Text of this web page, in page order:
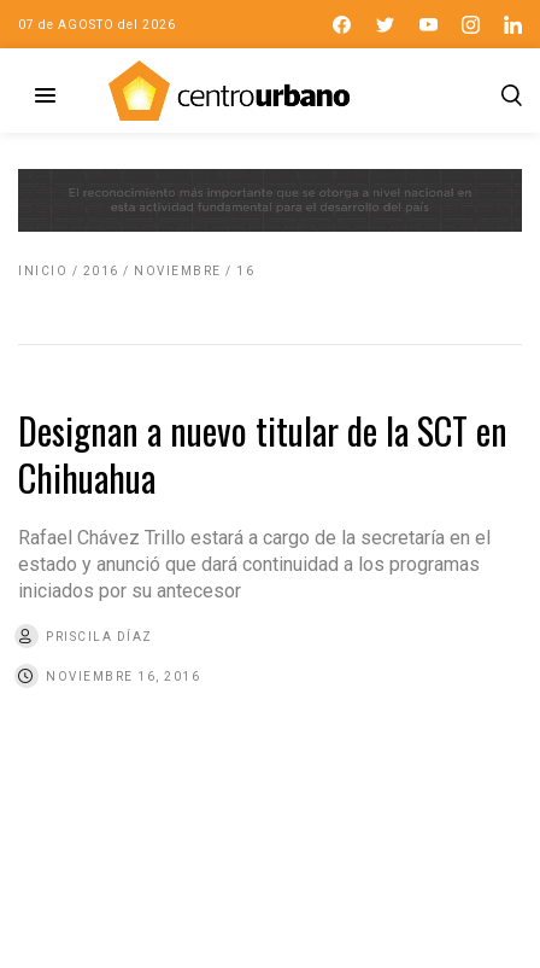
07 de AGOSTO del 2026
INICIO / 2016 / NOVIEMBRE / 16
Designan a nuevo titular de la SCT en
Chihuahua
Rafael Chávez Trillo estará a cargo de la secretaría en el
estado y anunció que dará continuidad a los programas
iniciados por su antecesor
PRISCILA DÍAZ
NOVIEMBRE 16, 2016